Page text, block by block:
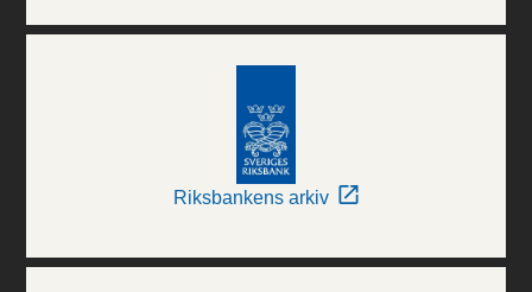
Riksbankens arkiv